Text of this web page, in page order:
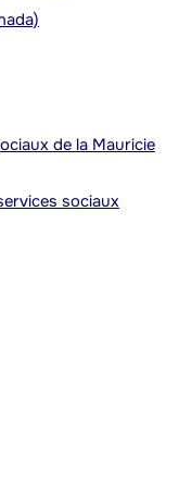
de la Mauricie
sociaux